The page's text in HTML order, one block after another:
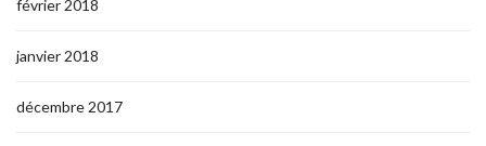
février 2018
janvier 2018
décembre 2017